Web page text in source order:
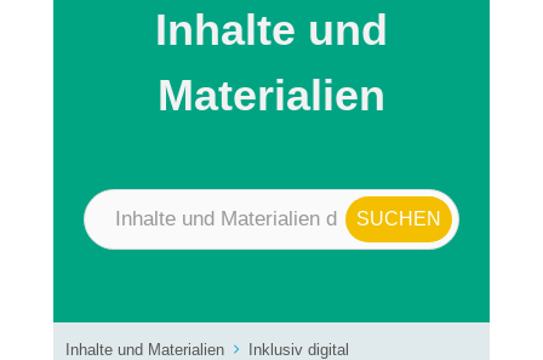
Inhalte und
Materialien
Inhalte und Materialien
Inklusiv digital